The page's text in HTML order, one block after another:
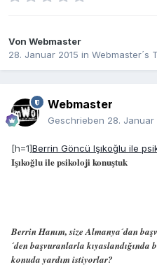
Von Webmaster
28. Januar 2015 in Webmaster´s
Webmaster
Geschrieben 28. Januar
[h=1]Berrin Göncü Işıkoğlu ile
Işıkoğlu ile psikoloji konuştuk
Berrin Hanım, size Almanya´dan
´den başvuranlarla
konuda yardım istiyorlar?